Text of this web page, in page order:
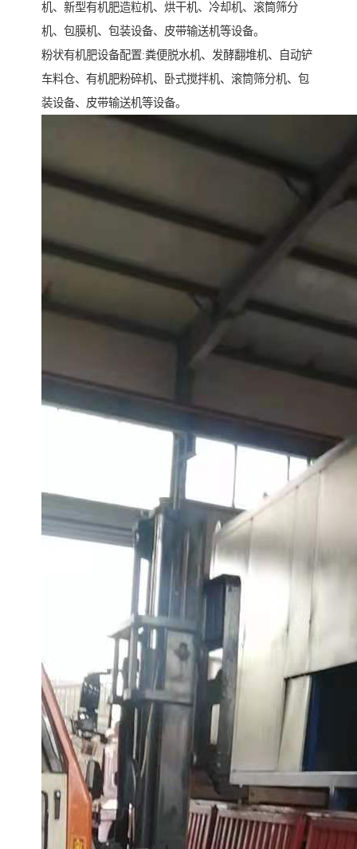
机、新型有机肥造粒机、烘干机、冷却机、滚筒筛分
机、包膜机、包装设备、皮带输送机等设备。
粉状有机肥设备配置:粪便脱水机、发酵翻堆机、自动铲
车料仓、有机肥粉碎机、卧式搅拌机、滚筒筛分机、包
装设备、皮带输送机等设备。